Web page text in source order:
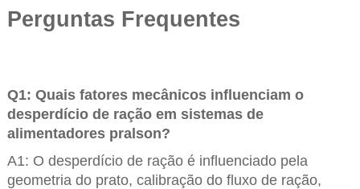
Perguntas Frequentes
Q1: Quais fatores mecânicos influenciam o
desperdício de ração em sistemas de
alimentadores pralson?
A1: O desperdício de ração é influenciado pela
geometria do prato, calibração do fluxo de ração,